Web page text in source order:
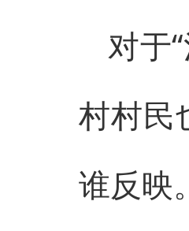
对于
村村民
谁反映